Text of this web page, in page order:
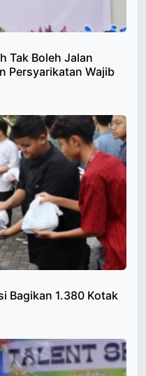
Tak Boleh Jalan
Persyarikatan Wajib
Bagikan 1.380 Kotak